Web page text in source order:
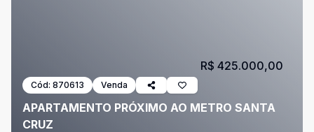
Cód: 870613 Venda
APARTAMENTO PRÓXIMO AO METRO SANTA
CRUZ
R$ 425.000,00